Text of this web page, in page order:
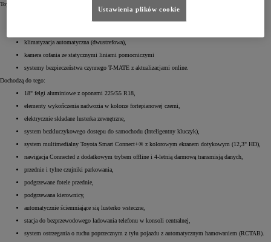
Toyoty C-HR w wersji Style zawiera wszystkie elementy podstawowej odmiany Comfort, takie jak:
klimatyzacja automatyczna (dwustrefowa),
kamera cofania ze statycznymi liniami pomocniczymi
systemy bezpieczeństwa czynnego T-MATE z aktualizacjami online.
Dochodzą do tego:
18" felgi aluminiowe z oponami 225/55 R18,
elementy wykończenia nadwozia w kolorze fortepianowej czerni,
elektrycznie składane lusterka zewnętrzne,
system bezkluczykowego dostępu do samochodu (Inteligentny kluczyk),
system multimedialny Toyota Smart Connect+® z kolorowym ekranem dotykowym (12,3" HD),
nawigacja Connected z dodatkowym trybem offline i 4-letnią darmową transmisją danych,
przednie i tylne czujniki parkowania,
podgrzewane fotele przednie,
podgrzewana kierownicy,
automatycznie ściemniające się lusterko wsteczne,
stacja do bezprzewodowego ładowania telefonu w konsoli centralnej,
system ostrzegania o ruchu poprzecznym z tyłu pojazdu z automatycznym hamowaniem (RCTAB).
Ustawienia plików cookie